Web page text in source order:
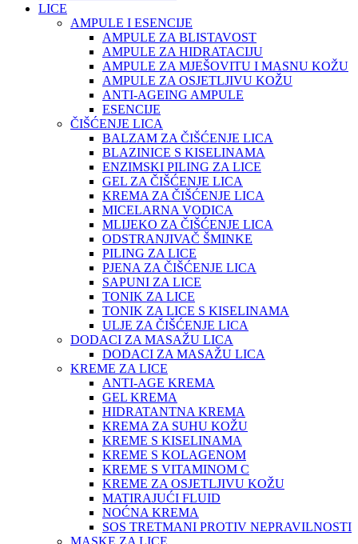
LICE
AMPULE I ESENCIJE
AMPULE ZA BLISTAVOST
AMPULE ZA HIDRATACIJU
AMPULE ZA MJEŠOVITU I MASNU KOŽU
AMPULE ZA OSJETLJIVU KOŽU
ANTI-AGEING AMPULE
ESENCIJE
ČIŠĆENJE LICA
BALZAM ZA ČIŠĆENJE LICA
BLAZINICE S KISELINAMA
ENZIMSKI PILING ZA LICE
GEL ZA ČIŠĆENJE LICA
KREMA ZA ČIŠĆENJE LICA
MICELARNA VODICA
MLIJEKO ZA ČIŠĆENJE LICA
ODSTRANJIVAČ ŠMINKE
PILING ZA LICE
PJENA ZA ČIŠĆENJE LICA
SAPUNI ZA LICE
TONIK ZA LICE
TONIK ZA LICE S KISELINAMA
ULJE ZA ČIŠĆENJE LICA
DODACI ZA MASAŽU LICA
DODACI ZA MASAŽU LICA
KREME ZA LICE
ANTI-AGE KREMA
GEL KREMA
HIDRATANTNA KREMA
KREMA ZA SUHU KOŽU
KREME S KISELINAMA
KREME S KOLAGENOM
KREME S VITAMINOM C
KREME ZA OSJETLJIVU KOŽU
MATIRAJUĆI FLUID
NOĆNA KREMA
SOS TRETMANI PROTIV NEPRAVILNOSTI
MASKE ZA LICE